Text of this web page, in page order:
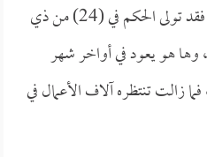
اليوم إلا أحد عشر شهراً فقط، فقد تولى الحكم في (24) من ذي
الهجرة، وها هو يعود في أواخر شهر
فما زالت تنتظره آلاف الأعمال في